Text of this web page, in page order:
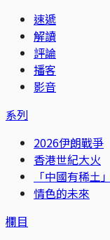
速遞
解讀
評論
播客
影音
系列
2026伊朗戰爭
香港世紀大火
「中國有稀土」
情色的未來
欄目